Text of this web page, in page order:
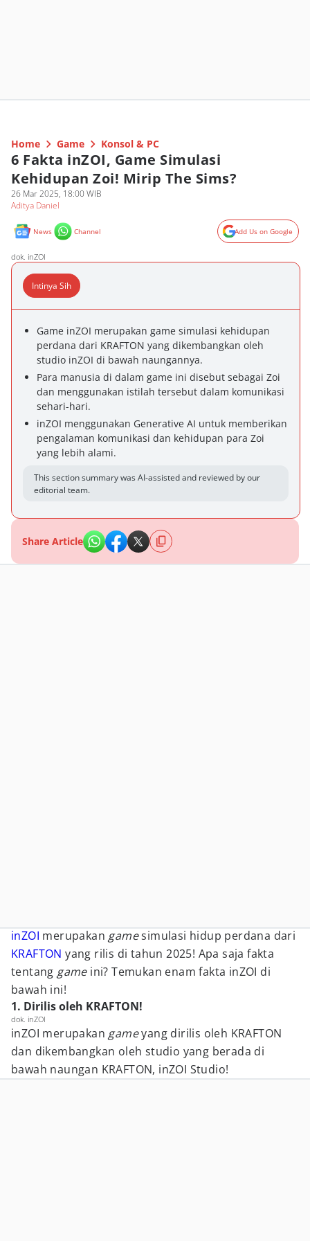
Home Game Konsol & PC
6 Fakta inZOI, Game Simulasi
Kehidupan Zoi! Mirip The Sims?
26 Mar 2025, 18:00 WIB
Aditya Daniel
News Channel Add Us on Google
dok. inZOI
Intinya Sih
Game inZOI merupakan game simulasi kehidupan
perdana dari KRAFTON yang dikembangkan oleh
studio inZOI di bawah naungannya.
Para manusia di dalam game ini disebut sebagai Zoi
dan menggunakan istilah tersebut dalam komunikasi
sehari-hari.
inZOI menggunakan Generative AI untuk memberikan
pengalaman komunikasi dan kehidupan para Zoi
yang lebih alami.
This section summary was AI-assisted and reviewed by our
editorial team.
Share Article
inZOI merupakan gamesimulasi hidup perdana dari
KRAFTON yang rilis di tahun 2025! Apa saja fakta
tentang game ini? Temukan enam fakta inZOI di
bawah ini!
1. Dirilis oleh KRAFTON!
dok. inZOI
inZOI merupakan gameyang dirilis oleh KRAFTON
dan dikembangkan oleh studio yang berada di
bawah naungan KRAFTON, inZOI Studio!